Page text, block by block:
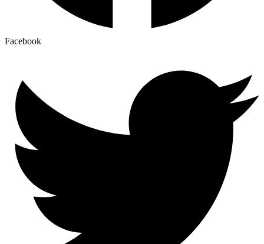
Facebook